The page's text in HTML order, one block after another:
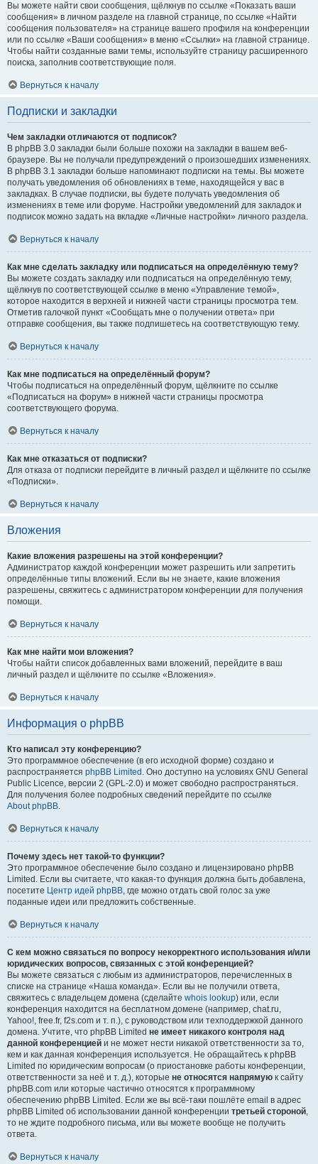
Вы можете найти свои сообщения, щёлкнув по ссылке «Показать ваши
сообщения» в личном разделе на главной странице, по ссылке «Найти
сообщения пользователя» на странице вашего профиля на конференции
или по ссылке «Ваши сообщения» в меню «Ссылки» на главной странице.
Чтобы найти созданные вами темы, используйте страницу расширенного
поиска, заполнив соответствующие поля.
Вернуться к началу
Подписки и закладки
Чем закладки отличаются от подписок?
В phpBB 3.0 закладки были больше похожи на закладки в вашем веб-
браузере. Вы не получали предупреждений о произошедших изменениях.
В phpBB 3.1 закладки больше напоминают подписки на темы. Вы можете
получать уведомления об обновлениях в теме, находящейся у вас в
закладках. В случае подписки, вы будете получать уведомления об
изменениях в теме или форуме. Настройки уведомлений для закладок и
подписок можно задать на вкладке «Личные настройки» личного раздела.
Вернуться к началу
Как мне сделать закладку или подписаться на определённую тему?
Вы можете создать закладку или подписаться на определённую тему,
щёлкнув по соответствующей ссылке в меню «Управление темой»,
которое находится в верхней и нижней части страницы просмотра тем.
Отметив галочкой пункт «Сообщать мне о получении ответа» при
отправке сообщения, вы также подпишетесь на соответствующую тему.
Вернуться к началу
Как мне подписаться на определённый форум?
Чтобы подписаться на определённый форум, щёлкните по ссылке
«Подписаться на форум» в нижней части страницы просмотра
соответствующего форума.
Вернуться к началу
Как мне отказаться от подписки?
Для отказа от подписки перейдите в личный раздел и щёлкните по ссылке
«Подписки».
Вернуться к началу
Вложения
Какие вложения разрешены на этой конференции?
Администратор каждой конференции может разрешить или запретить
определённые типы вложений. Если вы не знаете, какие вложения
разрешены, свяжитесь с администратором конференции для получения
помощи.
Вернуться к началу
Как мне найти мои вложения?
Чтобы найти список добавленных вами вложений, перейдите в ваш
личный раздел и щёлкните по ссылке «Вложения».
Вернуться к началу
Информация о phpBB
Кто написал эту конференцию?
Это программное обеспечение (в его исходной форме) создано и
распространяется phpBB Limited . Оно доступно на условиях GNU General
Public Licence, версии 2 (GPL-2.0) и может свободно распространяться.
Для получения более подробных сведений перейдите по ссылке
About phpBB.
Вернуться к началу
Почему здесь нет такой-то функции?
Это программное обеспечение было создано и лицензировано phpBB
Limited. Если вы считаете, что какая-то функция должна быть добавлена,
посетите Центр идей phpBB, где можно отдать свой голос за уже
поданные идеи или предложить собственные.
Вернуться к началу
С кем можно связаться по вопросу некорректного использования и/или
юридических вопросов, связанных с этой конференцией?
Вы можете связаться с любым из администраторов, перечисленных в
списке на странице «Наша команда». Если вы не получили ответа,
свяжитесь с владельцем домена (сделайте whois lookup) или, если
конференция находится на бесплатном домене (например, chat.ru,
Yahoo!, free.fr, f2s.com и т. п.), с руководством или техподдержкой данного
домена. Учтите, что phpBB Limited не имеет никакого контроля над
данной конференцией и не может нести никакой ответственности за то,
кем и как данная конференция используется. Не обращайтесь к phpBB
Limited по юридическим вопросам (о приостановке работы конференции,
ответственности за неё и т. д.), которые не относятся напрямую к сайту
phpBB.com или которые частично относятся к программному
обеспечению phpBB Limited. Если же вы всё-таки пошлёте email в адрес
phpBB Limited об использовании данной конференции третьей стороной,
то не ждите подробного письма, или вы можете вообще не получить
ответа.
Вернуться к началу